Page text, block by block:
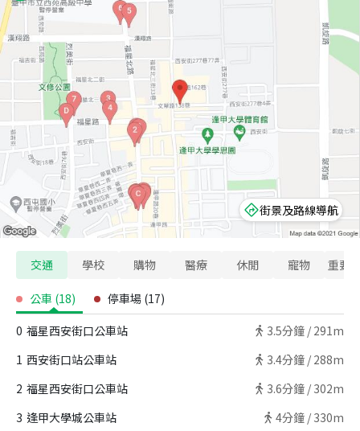
街景及路線導航
交通 學校 購物 醫療 休閒 寵物 重要
公車 (18) 停車場 (17)
0 福星西安街口公車站 3.5分鐘 / 291m
1 西安街口站公車站 3.4分鐘 / 288m
2 福星西安街口公車站 3.6分鐘 / 302m
3 逢甲大學城公車站 4分鐘 / 330m